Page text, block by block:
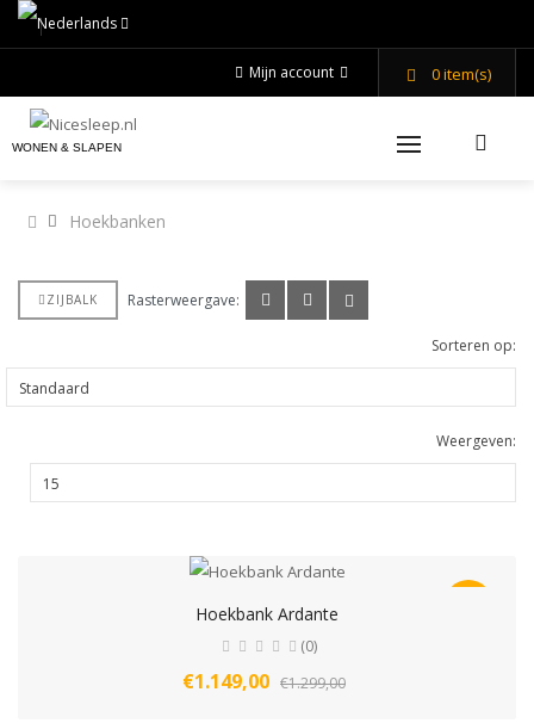
Mijn account 0item(s)
WONEN & SLAPEN
Hoekbanken
ZIJBALK Rasterweergave:
Sorteren op:
Weergeven:
Hoekbank Ardante
(0)
€1.149,00 €1.299,00